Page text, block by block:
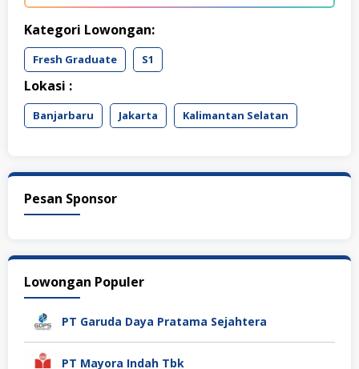
Kategori Lowongan:
Fresh Graduate S1
Lokasi :
Banjarbaru Jakarta Kalimantan Selatan
Pesan Sponsor
Lowongan Populer
PT Garuda Daya Pratama Sejahtera
PT Mayora Indah Tbk